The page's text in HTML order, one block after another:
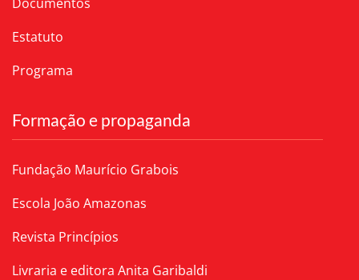
Estatuto
Programa
Formação e propaganda
Fundação Maurício Grabois
Escola João Amazonas
Revista Princípios
Livraria e editora Anita Garibaldi